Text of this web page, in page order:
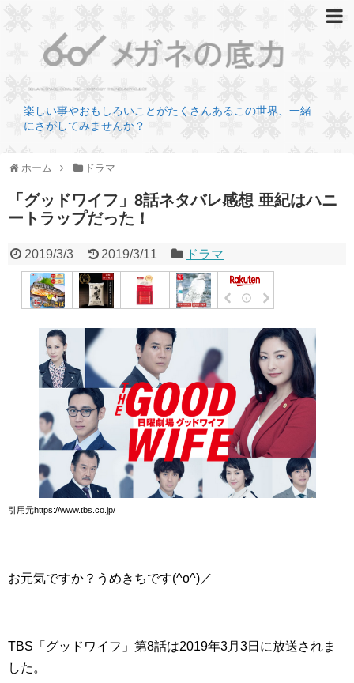
楽しい事やおもしろいことがたくさんあるこの世界、一緒
にさがしてみませんか？
ホーム ドラマ
「グッドワイフ」8話ネタバレ感想 亜紀はハニ
ートラップだった！
2019/3/3 2019/3/11 ドラマ
引用元https://www.tbs.co.jp/
お元気ですか？うめきちです(^o^)／
TBS「グッドワイフ」第8話は2019年3月3日に放送されま
した。